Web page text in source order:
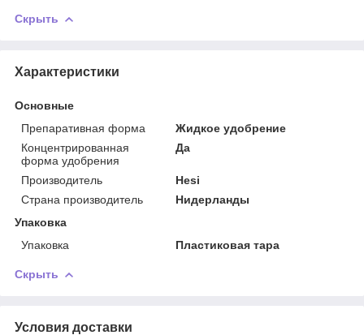
Скрыть
Характеристики
Основные
Препаративная форма
Жидкое удобрение
Концентрированная
форма удобрения
Да
Производитель
Hesi
Страна производитель
Нидерланды
Упаковка
Упаковка
Пластиковая тара
Скрыть
Условия доставки